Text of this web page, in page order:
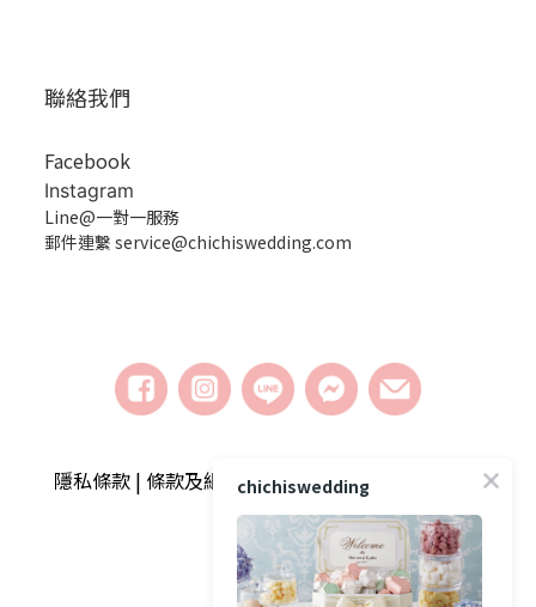
聯絡我們
Facebook
Instagram
Line@一對一服務
郵件連繫 service@chichiswedding.com
隱私條款 | 條款及細則 | 2018 © chichiswedding婚
禮小物
chichiswedding